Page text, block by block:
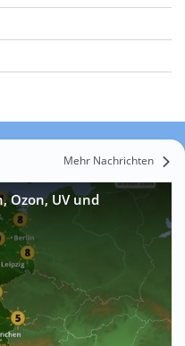
Mehr Nachrichten
Ozon, UV und